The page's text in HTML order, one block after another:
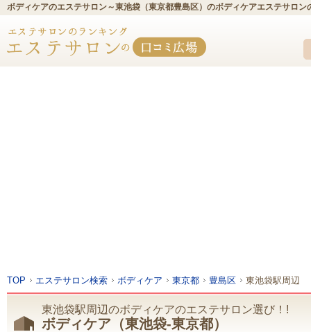
ボディケアのエステサロン～東池袋（東京都豊島区）のボディケアエステサロ
TOP エステサロン検索 ボディケア 東京都 豊島区 東池袋駅周辺
東池袋駅周辺のボディケアのエステサロン選び！!
ボディケア（東池袋-東京都）